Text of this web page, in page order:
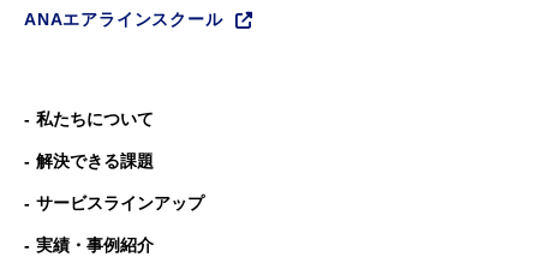
ANAエアラインスクール
私たちについて
解決できる課題
サービスラインアップ
実績・事例紹介